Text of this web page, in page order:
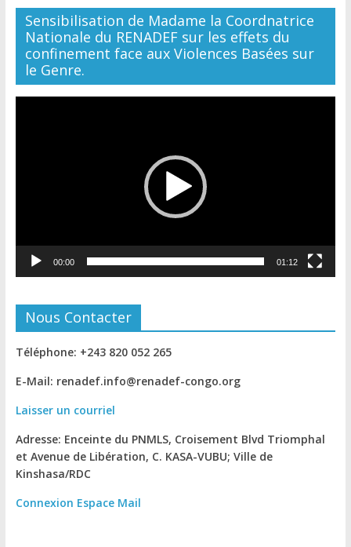
Sensibilisation de Madame la Coordnatrice
Nationale du RENADEF sur les effets du
confinement face aux Violences Basées sur
le Genre.
00:00 01:12
Nous Contacter
Téléphone: +243 820 052 265
E-Mail: renadef.info@renadef-congo.org
Laisser un courriel
Adresse: Enceinte du PNMLS, Croisement Blvd Triomphal
et Avenue de Libération, C. KASA-VUBU; Ville de
Kinshasa/RDC
Connexion Espace Mail